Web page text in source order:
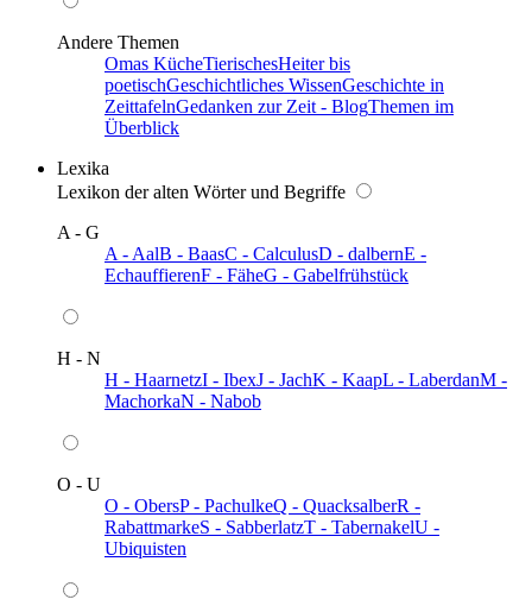
Andere Themen
Omas KücheTierischesHeiter bis
poetischGeschichtliches WissenGeschichte in
ZeittafelnGedanken zur Zeit - BlogThemen im
Überblick
Lexika
Lexikon der alten Wörter und Begriffe
A - G
A - AalB - BaasC - CalculusD - dalbernE -
EchauffierenF - FäheG - Gabelfrühstück
H - N
H - HaarnetzI - IbexJ - JachK - KaapL - LaberdanM -
MachorkaN - Nabob
O - U
O - ObersP - PachulkeQ - QuacksalberR -
RabattmarkeS - SabberlatzT - TabernakelU -
Ubiquisten